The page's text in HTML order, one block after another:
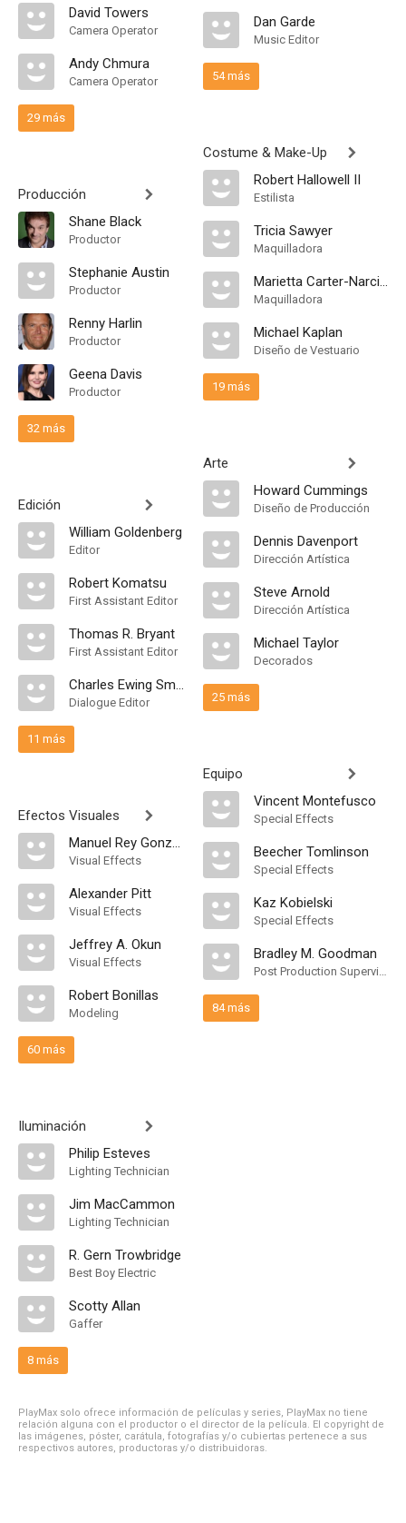
David Towers
Camera Operator
Andy Chmura
Camera Operator
29 más
Producción
Shane Black
Productor
Stephanie Austin
Productor
Renny Harlin
Productor
Geena Davis
Productor
32 más
Edición
William Goldenberg
Editor
Robert Komatsu
First Assistant Editor
Thomas R. Bryant
First Assistant Editor
Charles Ewing Smith
Dialogue Editor
11 más
Efectos Visuales
Manuel Rey Gonzalez
Visual Effects
Alexander Pitt
Visual Effects
Jeffrey A. Okun
Visual Effects
Robert Bonillas
Modeling
60 más
Iluminación
Philip Esteves
Lighting Technician
Jim MacCammon
Lighting Technician
R. Gern Trowbridge
Best Boy Electric
Scotty Allan
Gaffer
8 más
Dan Garde
Music Editor
54 más
Costume & Make-Up
Robert Hallowell II
Estilista
Tricia Sawyer
Maquilladora
Marietta Carter-Narcisse
Maquilladora
Michael Kaplan
Diseño de Vestuario
19 más
Arte
Howard Cummings
Diseño de Producción
Dennis Davenport
Dirección Artística
Steve Arnold
Dirección Artística
Michael Taylor
Decorados
25 más
Equipo
Vincent Montefusco
Special Effects
Beecher Tomlinson
Special Effects
Kaz Kobielski
Special Effects
Bradley M. Goodman
Post Production Supervisor
84 más
PlayMax solo ofrece información de películas y series, PlayMax no tiene
relación alguna con el productor o el director de la película. El copyright de
las imágenes, póster, carátula, fotografías y/o cubiertas pertenece a sus
respectivos autores, productoras y/o distribuidoras.